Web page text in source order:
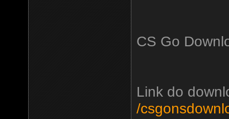
CS Go
Link do
/